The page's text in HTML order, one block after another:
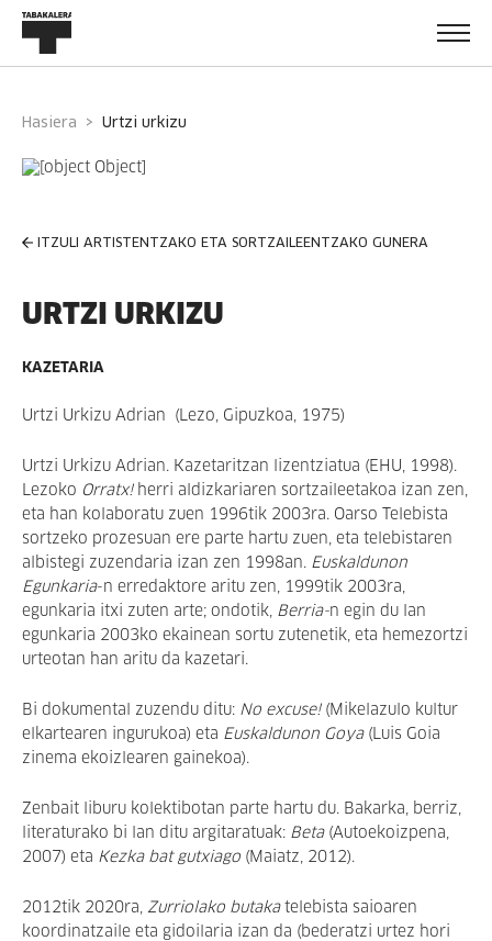
Hasiera urtzi urkizu
ITZULI ARTISTENTZAKO ETA SORTZAILEENTZAKO GUNERA
URTZI URKIZU
KAZETARIA
Urtzi Urkizu Adrian (Lezo, Gipuzkoa, 1975)
Urtzi Urkizu Adrian. Kazetaritzan lizentziatua (EHU, 1998).
Lezoko Orratx!herri aldizkariaren sortzaileetakoa izan zen,
eta han kolaboratu zuen 1996tik 2003ra. Oarso Telebista
sortzeko prozesuan ere parte hartu zuen, eta telebistaren
albistegi zuzendaria izan zen 1998an. Euskaldunon
Egunkaria-n erredaktore aritu zen, 1999tik 2003ra,
egunkaria itxi zuten arte; ondotik, Berria-n egin du lan
egunkaria 2003ko ekainean sortu zutenetik, eta hemezortzi
urteotan han aritu da kazetari.
Bi dokumental zuzendu ditu: No excuse!(Mikelazulo kultur
elkartearen ingurukoa) eta Euskaldunon Goya(Luis Goia
zinema ekoizlearen gainekoa).
Zenbait liburu kolektibotan parte hartu du. Bakarka, berriz,
literaturako bi lan ditu argitaratuak: Beta(Autoekoizpena,
2007) eta Kezka bat gutxiago (Maiatz, 2012).
2012tik 2020ra, Zurriolako butakatelebista saioaren
koordinatzaile eta gidoilaria izan da (bederatzi urtez hori